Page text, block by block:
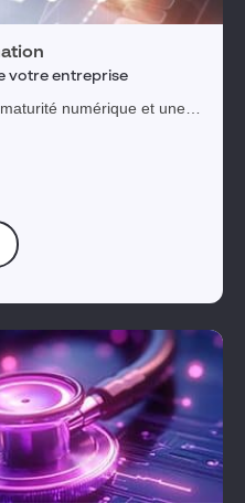
votre entreprise
numérique et une